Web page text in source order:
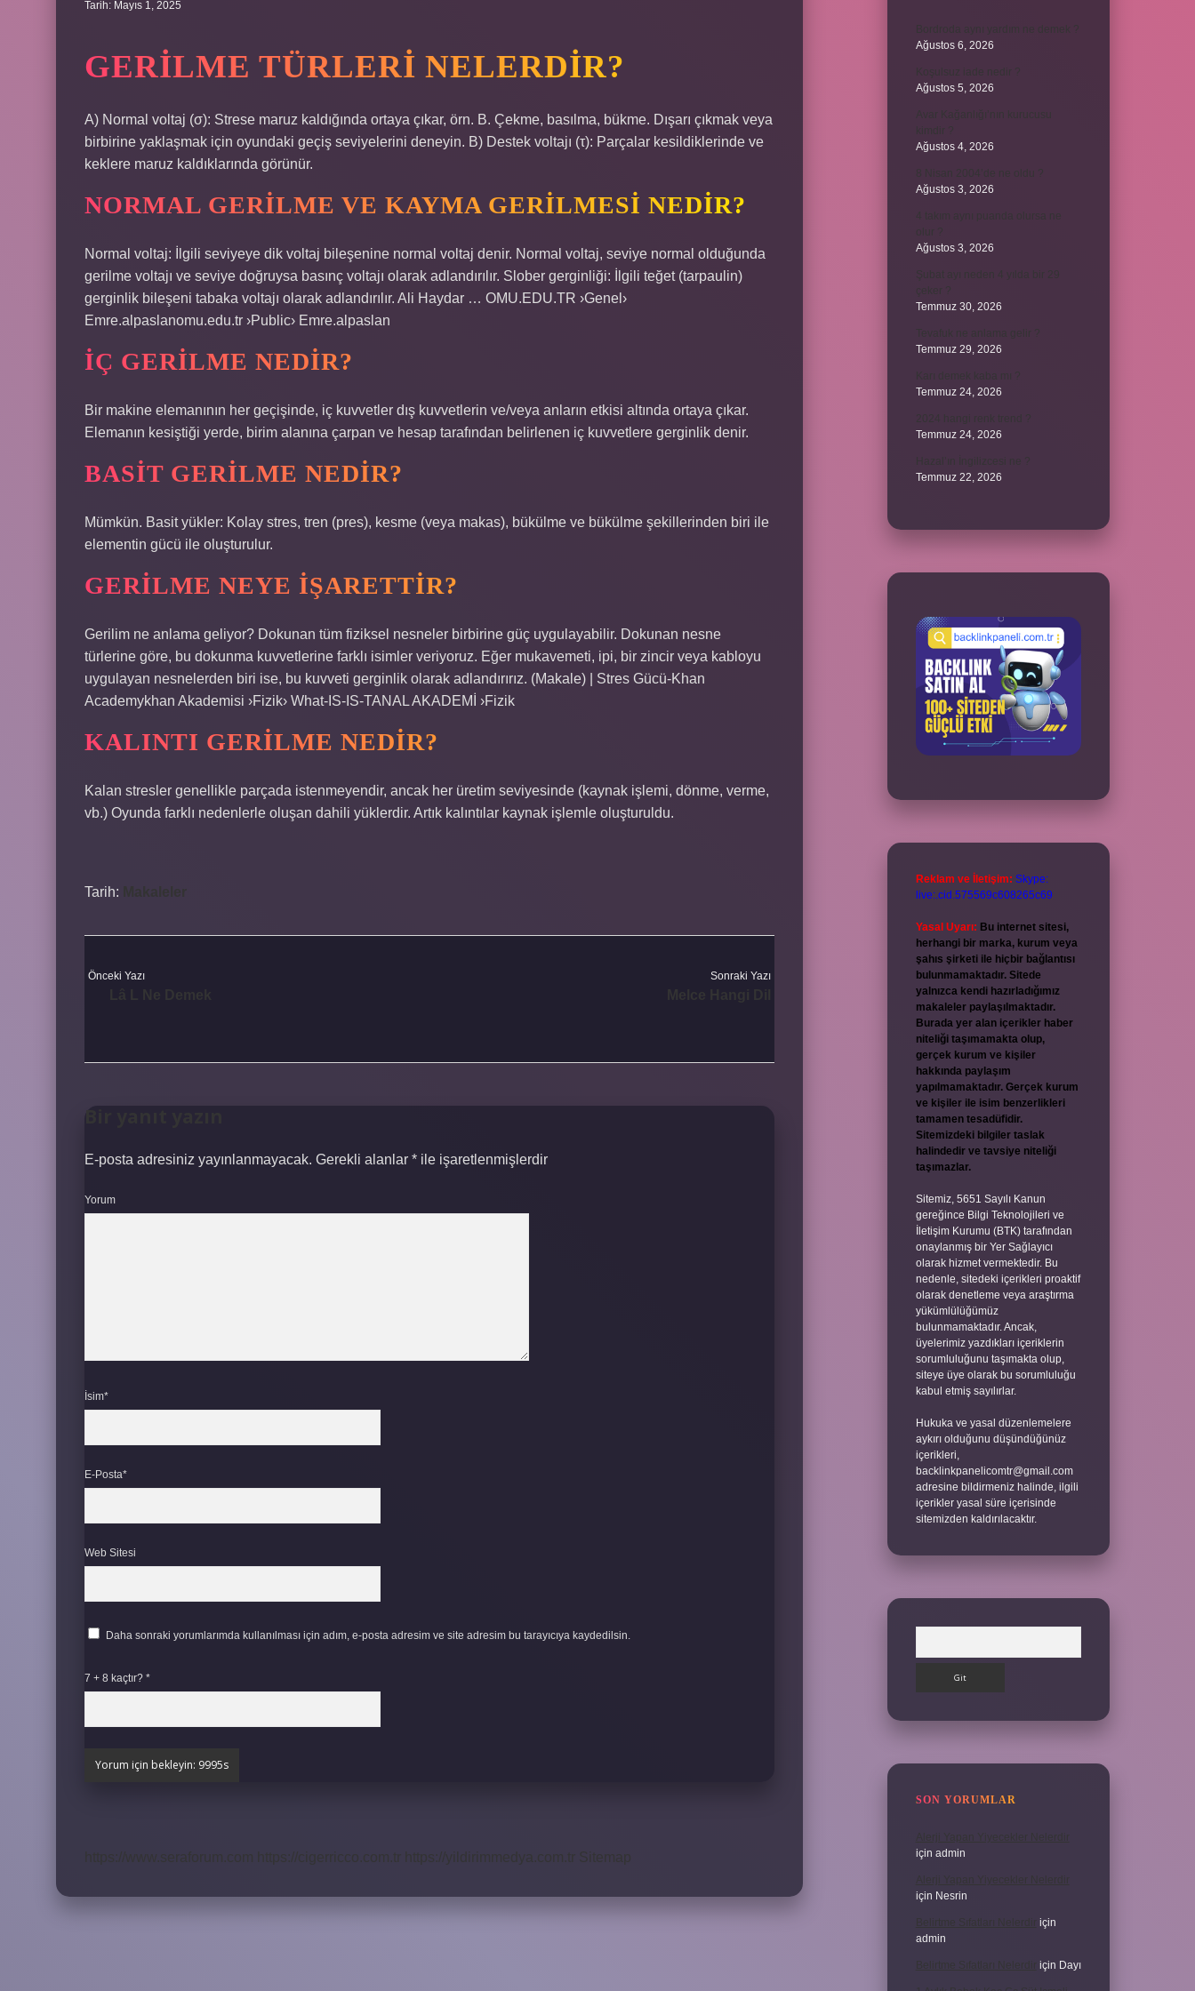
Tarih: Mayıs 1, 2025
GERILME TÜRLERI NELERDIR?
A) Normal voltaj (σ): Strese maruz kaldığında ortaya çıkar, örn. B. Çekme, basılma, bükme. Dışarı çıkmak veya
birbirine yaklaşmak için oyundaki geçiş seviyelerini deneyin. B) Destek voltajı (τ): Parçalar kesildiklerinde ve
keklere maruz kaldıklarında görünür.
NORMAL GERILME VE KAYMA GERILMESI NEDIR?
Normal voltaj: İlgili seviyeye dik voltaj bileşenine normal voltaj denir. Normal voltaj, seviye normal olduğunda
gerilme voltajı ve seviye doğruysa basınç voltajı olarak adlandırılır. Slober gerginliği: İlgili teğet (tarpaulin)
gerginlik bileşeni tabaka voltajı olarak adlandırılır. Ali Haydar … OMU.EDU.TR ›Genel›
Emre.alpaslanomu.edu.tr ›Public› Emre.alpaslan
İÇ GERILME NEDIR?
Bir makine elemanının her geçişinde, iç kuvvetler dış kuvvetlerin ve/veya anların etkisi altında ortaya çıkar.
Elemanın kesiştiği yerde, birim alanına çarpan ve hesap tarafından belirlenen iç kuvvetlere gerginlik denir.
BASIT GERILME NEDIR?
Mümkün. Basit yükler: Kolay stres, tren (pres), kesme (veya makas), bükülme ve bükülme şekillerinden biri ile
elementin gücü ile oluşturulur.
GERILME NEYE IŞARETTIR?
Gerilim ne anlama geliyor? Dokunan tüm fiziksel nesneler birbirine güç uygulayabilir. Dokunan nesne
türlerine göre, bu dokunma kuvvetlerine farklı isimler veriyoruz. Eğer mukavemeti, ipi, bir zincir veya kabloyu
uygulayan nesnelerden biri ise, bu kuvveti gerginlik olarak adlandırırız. (Makale) | Stres Gücü-Khan
Academykhan Akademisi ›Fizik› What-IS-IS-TANAL AKADEMİ ›Fizik
KALINTI GERILME NEDIR?
Kalan stresler genellikle parçada istenmeyendir, ancak her üretim seviyesinde (kaynak işlemi, dönme, verme,
vb.) Oyunda farklı nedenlerle oluşan dahili yüklerdir. Artık kalıntılar kaynak işlemle oluşturuldu.
Tarih: Makaleler
Önceki Yazı Sonraki Yazı
E-posta adresiniz yayınlanmayacak. Gerekli alanlar * ile işaretlenmişlerdir
Yorum
İsim*
E-Posta*
Web Sitesi
Daha sonraki yorumlarımda kullanılması için adım, e-posta adresim ve site adresim bu tarayıcıya kaydedilsin.
7 + 8 kaçtır? *
https://www.seraforum.com https://cigerricco.com.tr https://yildirimmedya.com.tr Sitemap
Ağustos 6, 2026
Ağustos 5, 2026
Ağustos 4, 2026
Ağustos 3, 2026
Ağustos 3, 2026
Temmuz 30, 2026
Temmuz 29, 2026
Temmuz 24, 2026
Temmuz 24, 2026
Temmuz 22, 2026
Reklam ve İletişim: Skype:
live:.cid.575569c608265c69
Yasal Uyarı: Bu internet sitesi,
herhangi bir marka, kurum veya
şahıs şirketi ile hiçbir bağlantısı
bulunmamaktadır. Sitede
yalnızca kendi hazırladığımız
makaleler paylaşılmaktadır.
Burada yer alan içerikler haber
niteliği taşımamakta olup,
gerçek kurum ve kişiler
hakkında paylaşım
yapılmamaktadır. Gerçek kurum
ve kişiler ile isim benzerlikleri
tamamen tesadüfidir.
Sitemizdeki bilgiler taslak
halindedir ve tavsiye niteliği
taşımazlar.
Sitemiz, 5651 Sayılı Kanun
gereğince Bilgi Teknolojileri ve
İletişim Kurumu (BTK) tarafından
onaylanmış bir Yer Sağlayıcı
olarak hizmet vermektedir. Bu
nedenle, sitedeki içerikleri proaktif
olarak denetleme veya araştırma
yükümlülüğümüz
bulunmamaktadır. Ancak,
üyelerimiz yazdıkları içeriklerin
sorumluluğunu taşımakta olup,
siteye üye olarak bu sorumluluğu
kabul etmiş sayılırlar.
Hukuka ve yasal düzenlemelere
aykırı olduğunu düşündüğünüz
içerikleri,
backlinkpanelicomtr@gmail.com
adresine bildirmeniz halinde, ilgili
içerikler yasal süre içerisinde
sitemizden kaldırılacaktır.
SON YORUMLAR
Alerji Yapan Yiyecekler Nelerdir
için admin
Alerji Yapan Yiyecekler Nelerdir
için Nesrin
Belirtme Sıfatları Nelerdir
için
admin
Belirtme Sıfatları Nelerdir için Dayı